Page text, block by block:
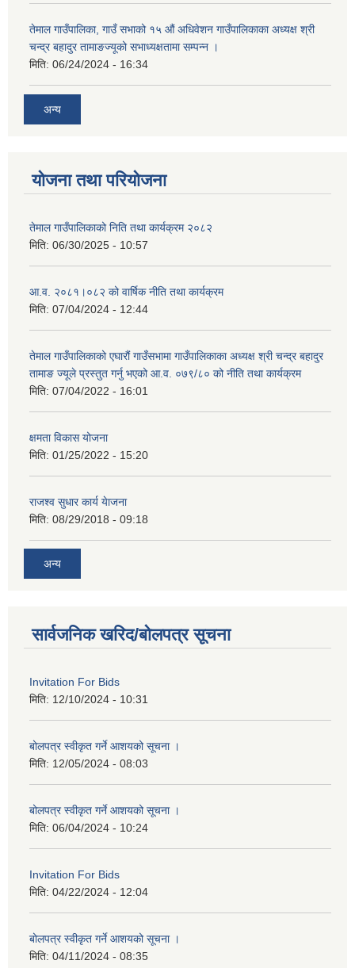
तेमाल गाउँपालिका, गाउँ सभाको १५ औं अधिवेशन गाउँपालिकाका अध्यक्ष श्री
चन्द्र बहादुर तामाङज्यूको सभाध्यक्षतामा सम्पन्न ।
मिति: 06/24/2024 - 16:34
अन्य
योजना तथा परियोजना
तेमाल गाउँपालिकाको निति तथा कार्यक्रम २०८२
मिति: 06/30/2025 - 10:57
आ.व. २०८१।०८२ को वार्षिक नीति तथा कार्यक्रम
मिति: 07/04/2024 - 12:44
तेमाल गाउँपालिकाको एघारौं गाउँसभामा गाउँपालिकाका अध्यक्ष श्री चन्द्र बहादुर
तामाङ ज्यूले प्रस्तुत गर्नु भएको आ.व. ०७९/८० को नीति तथा कार्यक्रम
मिति: 07/04/2022 - 16:01
क्षमता विकास योजना
मिति: 01/25/2022 - 15:20
राजश्व सुधार कार्य येाजना
मिति: 08/29/2018 - 09:18
अन्य
सार्वजनिक खरिद/बोलपत्र सूचना
Invitation For Bids
मिति: 12/10/2024 - 10:31
बोलपत्र स्वीकृत गर्ने आशयको सूचना ।
मिति: 12/05/2024 - 08:03
बोलपत्र स्वीकृत गर्ने आशयको सूचना ।
मिति: 06/04/2024 - 10:24
Invitation For Bids
मिति: 04/22/2024 - 12:04
बोलपत्र स्वीकृत गर्ने आशयको सूचना ।
मिति: 04/11/2024 - 08:35